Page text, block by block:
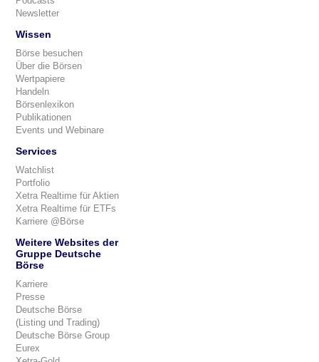
Newsletter
Wissen
Börse besuchen
Über die Börsen
Wertpapiere
Handeln
Börsenlexikon
Publikationen
Events und Webinare
Services
Watchlist
Portfolio
Xetra Realtime für Aktien
Xetra Realtime für ETFs
Karriere @Börse
Weitere Websites der
Gruppe Deutsche
Börse
Karriere
Presse
Deutsche Börse
(Listing und Trading)
Deutsche Börse Group
Eurex